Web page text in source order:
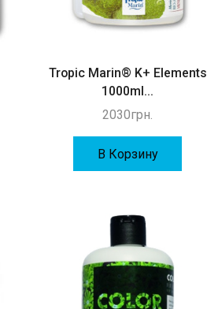
Tropic Marin® K+ Elements
1000ml...
2030грн.
В Корзину